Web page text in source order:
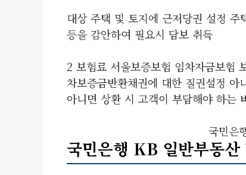
대상 주택 및 토지에 근저당권 설정 주
등을 감안하여 필요시 담보 취득
2 보험료 서울보증보험 임차자금보험
차보증금반환채권에 대한 질권설정
아니면 상환 시 고객이 부담해야 하는
국민은
국민은행 KB 일반부동산